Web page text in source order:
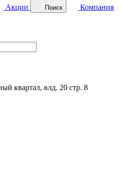
Акции Поиск
Компания
квартал, влд. 20 стр. 8